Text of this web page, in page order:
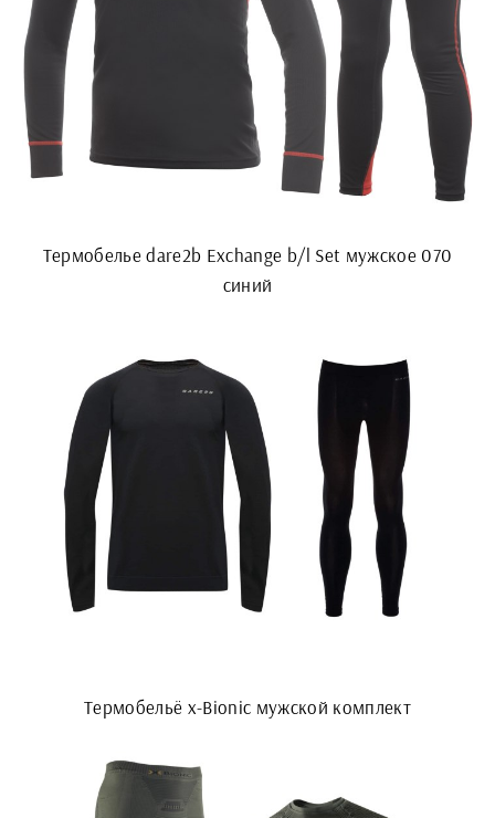
Термобелье dare2b Exchange b/l Set мужское 070
синий
Термобельё x-Bionic мужской комплект